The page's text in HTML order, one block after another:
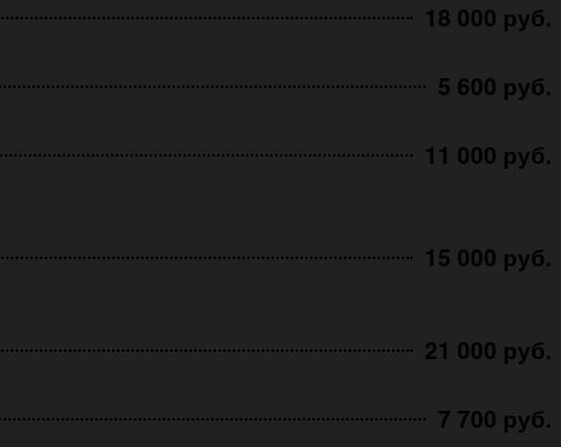
18 000 руб.
5 600 руб.
11 000 руб.
15 000 руб.
21 000 руб.
7 700 руб.